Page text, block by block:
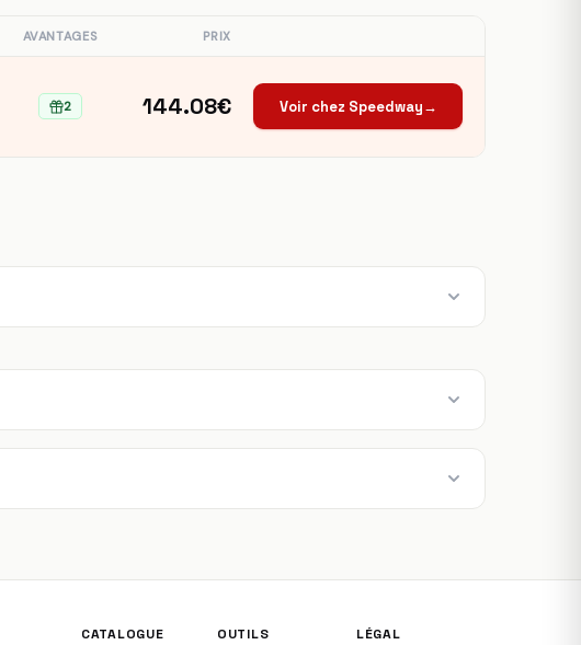
AVANTAGES PRIX
2 144.08€ Voir chez Speedway→
CATALOGUE OUTILS LÉGAL